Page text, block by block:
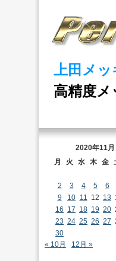
上田メ
高精度
2020年11月
月
火 水 木 金
2
3 4 5 6
9
10 11 12 13
16 17 18 19 20
23 24 25 26 27
30
« 10月
12月 »